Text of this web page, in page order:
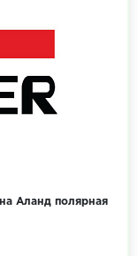
Аланд полярная